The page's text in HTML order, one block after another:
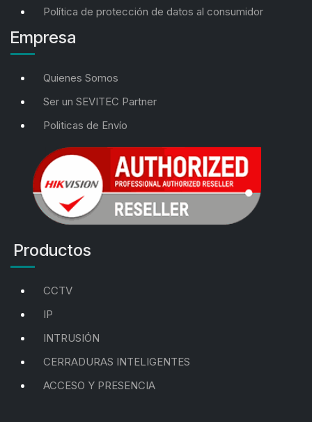
Política de protección de datos al consumidor
Empresa
Quienes Somos
Ser un SEVITEC Partner
Politicas de Envío
Productos
CCTV
IP
INTRUSIÓN
CERRADURAS INTELIGENTES
ACCESO Y PRESENCIA